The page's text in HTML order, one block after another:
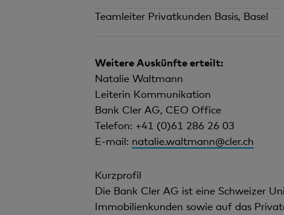
Teamleiter Privatkunden Basis, Basel
Weitere Auskünfte erteilt:
Natalie Waltmann
Leiterin Kommunikation
Bank Cler AG, CEO Office
Telefon: +41 (0)61 286 26 03
E-mail: natalie.waltmann@cler.ch
Kurzprofil
Die Bank Cler AG ist eine Schweizer
Immobilienkunden sowie auf das